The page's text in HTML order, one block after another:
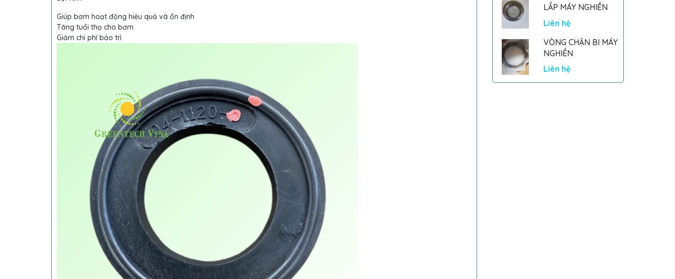
Giúp bơm hoạt động hiệu quả và ổn định
Tăng tuổi thọ cho bơm
Giảm chi phí bảo trì
LẮP MÁY NGHIỀN
Liên hệ
VÒNG CHẶN BI MÁY
NGHIỀN
Liên hệ